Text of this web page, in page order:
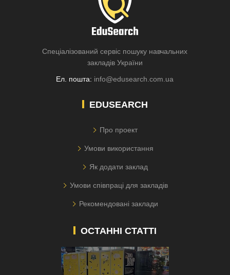
Спеціалізований сервіс пошуку навчальних
закладів України
Ел. пошта: info@edusearch.com.ua
EDUSEARCH
Про проект
Умови використання
Як додати заклад
Умови співпраці для закладів
Рекомендовані заклади
ОСТАННІ СТАТТІ